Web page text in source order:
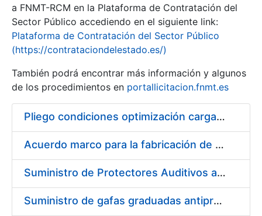
Erakutsi/Ezkutatu
a FNMT-RCM en la Plataforma de Contratación del
Sector Público accediendo en el siguiente link:
Plataforma de Contratación del Sector Público
(https://contrataciondelestado.es/)
También podrá encontrar más información y algunos
de los procedimientos en portallicitacion.fnmt.es
Pliego condiciones optimización cargas compras firmado
Acuerdo marco para la fabricación de piezas
Suministro de Protectores Auditivos a medida para las personas trabajadoras de los Centros de Trabajo de Madrid y Burgos
Suministro de gafas graduadas antiproyecciones para los trabajadores de la FNMT-RCM en los centros de trabajo de Madrid y Burgos